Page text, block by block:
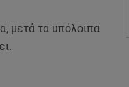
μετά τα υπόλοιπα